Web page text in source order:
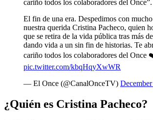
cariño todos los colaboradores del Once”.
El fin de una era. Despedimos con
nuestra querida Cristina Pacheco, quien
que se retira de la vida pública tras más
dando vida a un sin fin de historias. Te
cariño todos los colaboradores del Once
pic.twitter.com/kbqHqyXwWR
— El Once (@CanalOnceTV)
¿Quién es Cristina Pacheco?